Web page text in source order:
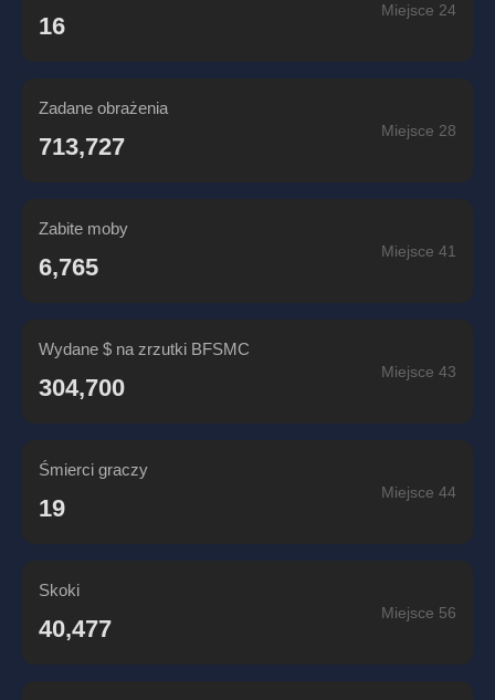
16
Miejsce 24
Zadane obrażenia
713,727
Miejsce 28
Zabite moby
6,765
Miejsce 41
Wydane $ na zrzutki BFSMC
304,700
Miejsce 43
Śmierci graczy
19
Miejsce 44
Skoki
40,477
Miejsce 56